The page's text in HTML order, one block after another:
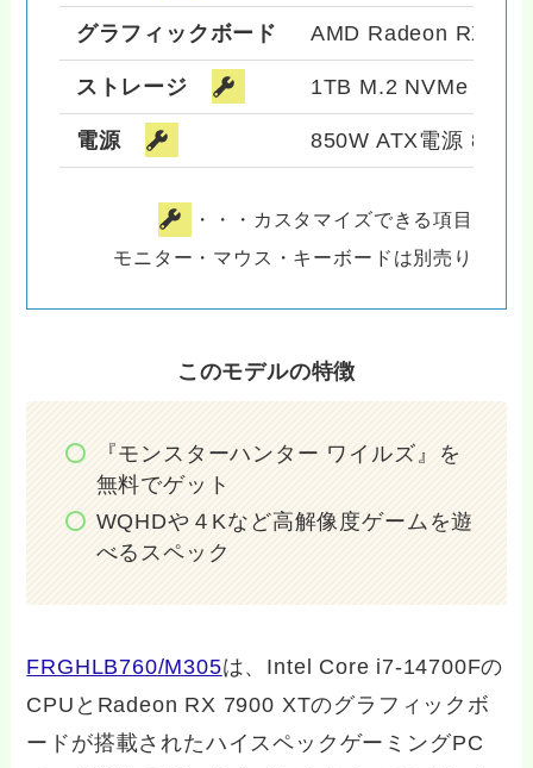
グラフィックボード AMD Radeon RX
ストレージ 1TB M.2 NVMe SSD
電源 850W ATX電源
・・・カスタマイズできる項目
モニター・マウス・キーボードは別売り
このモデルの特徴
『モンスターハンター ワイルズ』を
無料でゲット
WQHDや４Kなど高解像度ゲームを遊
べるスペック
FRGHLB760/M305は、Intel Core i7-14700Fの
CPUとRadeon RX 7900 XTのグラフィックボ
ードが搭載されたハイスペックゲーミングPC